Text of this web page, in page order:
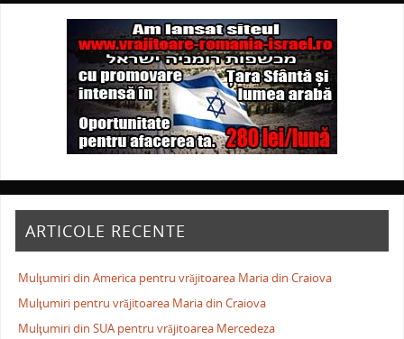
ARTICOLE RECENTE
Mulţumiri din America pentru vrăjitoarea Maria din Craiova
Mulţumiri pentru vrăjitoarea Maria din Craiova
Mulţumiri din SUA pentru vrăjitoarea Mercedeza